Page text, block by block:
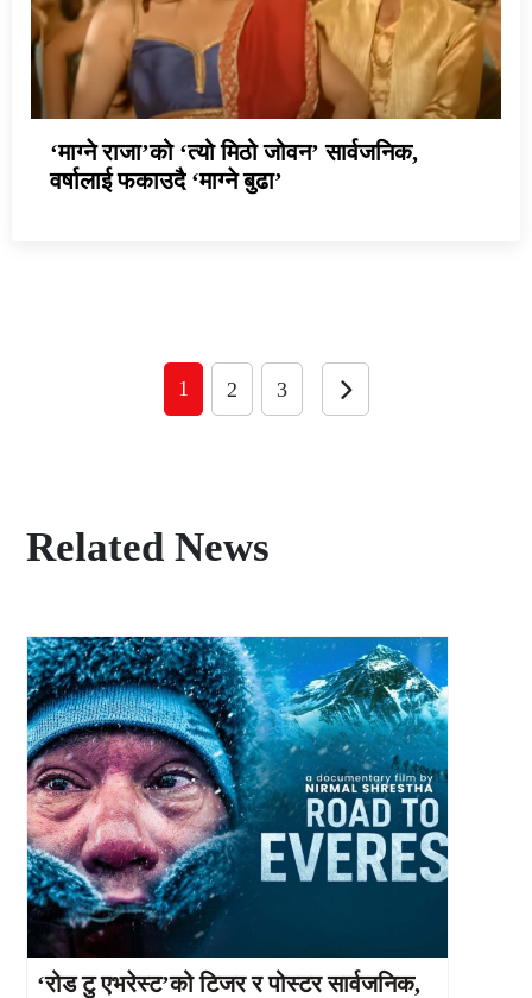
‘माग्ने राजा’को ‘त्यो मिठो जोवन’ सार्वजनिक,
वर्षालाई फकाउदै ‘माग्ने बुढा’
1 2 3
Related News
‘रोड टु एभरेस्ट’को टिजर र पोस्टर सार्वजनिक,